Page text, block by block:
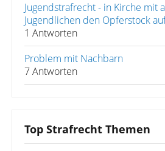
Jugendstrafrecht - in Kirche mit
Jugendlichen den Opferstock
1 Antworten
Problem mit Nachbarn
7 Antworten
Top Strafrecht Themen